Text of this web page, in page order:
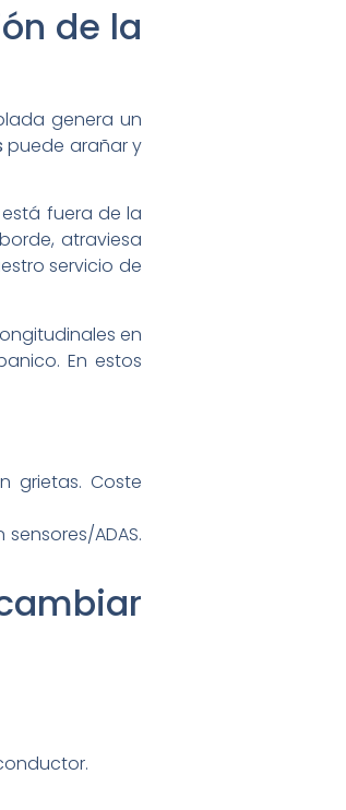
de la
genera un
puede arañar y
fuera de la
atraviesa
servicio de
en
En estos
grietas. Coste
ADAS.